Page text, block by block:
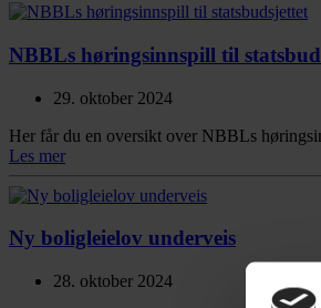
NBBLs høringsinnspill til
29. oktober 2024
Her får du en oversikt over NBBLs
Les mer
Ny boligleielov underveis
28. oktober 2024